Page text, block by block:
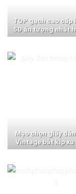
TOP gạch cao cấp
5D ấn tượng nhất
Mẹo chọn giấy
Vintage bắt kịp xu